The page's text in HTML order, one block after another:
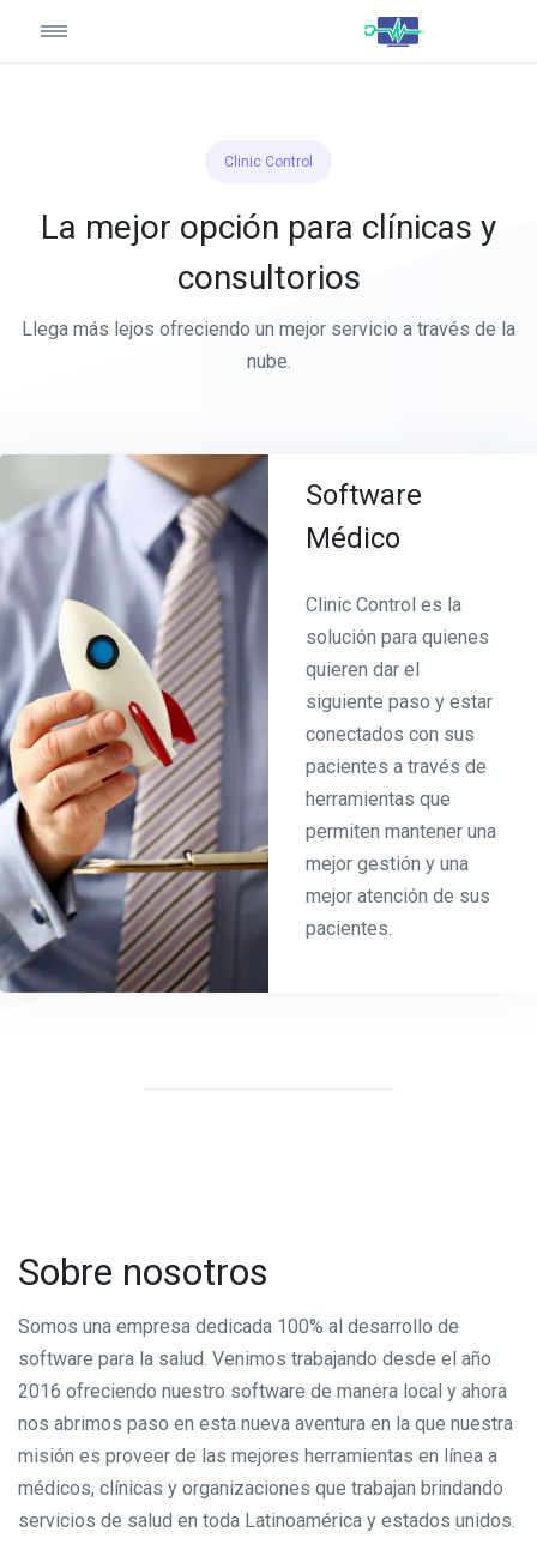
Clinic Control
La mejor opción para clínicas y
consultorios
Llega más lejos ofreciendo un mejor servicio a través de la
nube.
Software
Médico
Clinic Control es la
solución para quienes
quieren dar el
siguiente paso y estar
conectados con sus
pacientes a través de
herramientas que
permiten mantener una
mejor gestión y una
mejor atención de sus
pacientes.
Sobre nosotros
Somos una empresa dedicada 100% al desarrollo de
software para la salud. Venimos trabajando desde el año
2016 ofreciendo nuestro software de manera local y ahora
nos abrimos paso en esta nueva aventura en la que nuestra
misión es proveer de las mejores herramientas en línea a
médicos, clínicas y organizaciones que trabajan brindando
servicios de salud en toda Latinoamérica y estados unidos.